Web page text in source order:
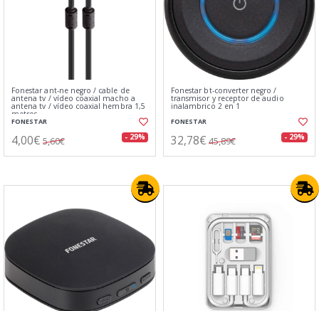
Fonestar ant-ne negro / cable de
antena tv / vídeo coaxial macho a
antena tv / vídeo coaxial hembra 1,5
metros
FONESTAR
4,00€ 5,60€ - 29%
Fonestar bt-converter negro /
transmisor y receptor de audio
inalambrico 2 en 1
FONESTAR
32,78€ 45,89€ - 29%